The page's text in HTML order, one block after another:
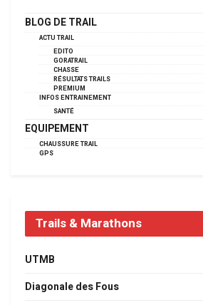
BLOG DE TRAIL
ACTU TRAIL
EDITO
GORATRAIL
CHASSE
RÉSULTATS TRAILS
PREMIUM
INFOS ENTRAINEMENT
SANTÉ
EQUIPEMENT
CHAUSSURE TRAIL
GPS
Trails & Marathons
UTMB
Diagonale des Fous